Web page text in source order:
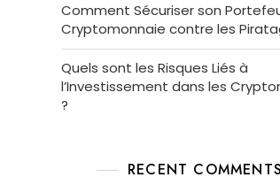
Comment Sécuriser son
Cryptomonnaie contre les
Quels sont les Risques Liés à
l’Investissement dans les
?
RECENT COMMENTS